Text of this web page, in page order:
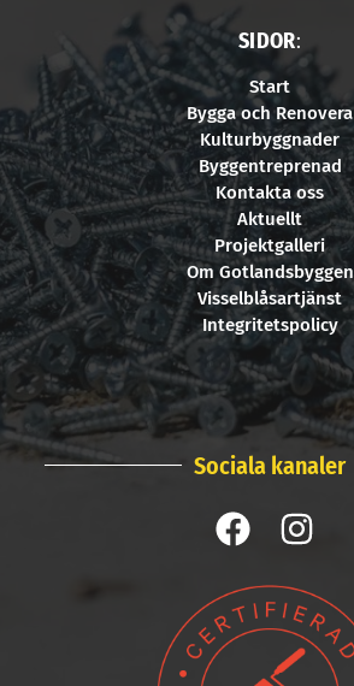
SIDOR:
Start
Bygga och Renovera
Kulturbyggnader
Byggentreprenad
Kontakta oss
Aktuellt
Projektgalleri
Om Gotlandsbyggen
Visselblåsartjänst
Integritetspolicy
Sociala kanaler